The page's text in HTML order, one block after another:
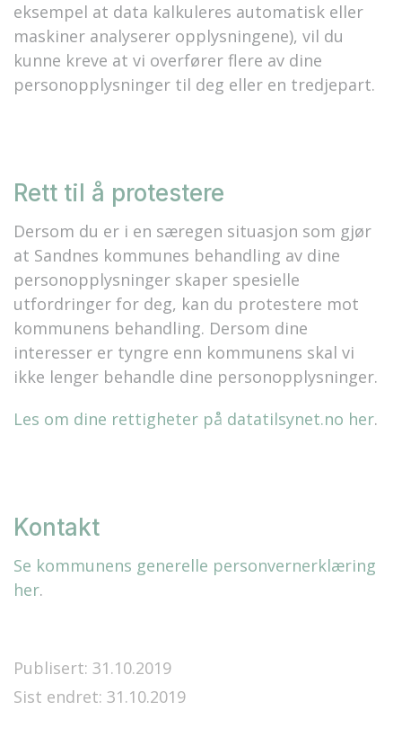
eksempel at data kalkuleres automatisk eller
maskiner analyserer opplysningene), vil du
kunne kreve at vi overfører flere av dine
personopplysninger til deg eller en tredjepart.
Rett til å protestere
Dersom du er i en særegen situasjon som gjør
at Sandnes kommunes behandling av dine
personopplysninger skaper spesielle
utfordringer for deg, kan du protestere mot
kommunens behandling. Dersom dine
interesser er tyngre enn kommunens skal vi
ikke lenger behandle dine personopplysninger.
Les om dine rettigheter på datatilsynet.no her.
Kontakt
Se kommunens generelle personvernerklæring
her.
Publisert: 31.10.2019
Sist endret: 31.10.2019